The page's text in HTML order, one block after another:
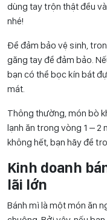
dùng tay trộn thật đều
nhé!
Để đảm bảo vệ sinh,
găng tay để đảm bảo.
bạn có thể bọc kín bát
mát.
Thông thường, món bò
lạnh ăn trong vòng 1 – 2
không hết, bạn hãy để
Kinh doanh
lãi lớn
Bánh mì là một món ăn